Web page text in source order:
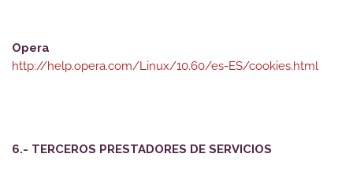
Opera
http://help.opera.com/Linux/10.60/es-ES/cookies.html
6.- TERCEROS PRESTADORES DE SERVICIOS